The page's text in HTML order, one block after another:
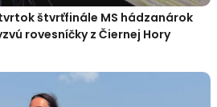
štvrťfinále MS hádzanárok
rovesníčky z Čiernej Hory